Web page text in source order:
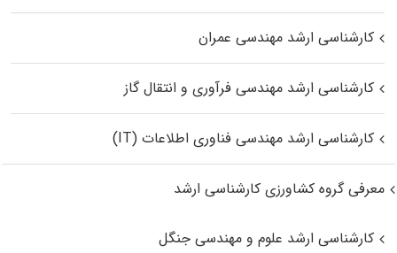
کارشناسی ارشد مهندسی عمران
کارشناسی ارشد مهندسی فرآوری و انتقال گاز
کارشناسی ارشد مهندسی فناوری اطلاعات (IT)
معرفی گروه کشاورزی کارشناسی ارشد
کارشناسی ارشد علوم و مهندسی جنگل